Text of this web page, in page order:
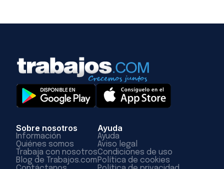
Sobre nosotros
Información
Quiénes somos
Trabaja con nosotros
Blog de Trabajos.com
Ayuda
Ayuda
Aviso legal
Condiciones de uso
Política de cookies